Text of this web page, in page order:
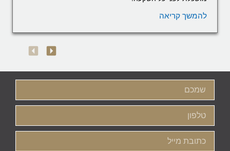
להמשך קריאה